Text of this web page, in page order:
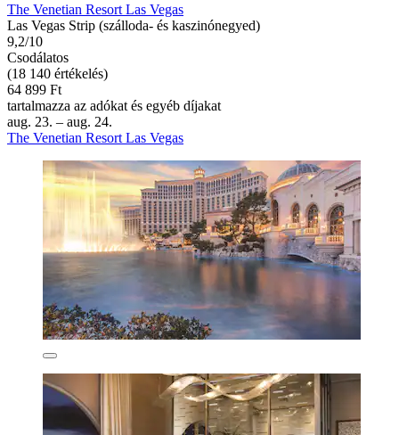
The Venetian Resort Las Vegas
Las Vegas Strip (szálloda- és kaszinónegyed)
9,2/10
Csodálatos
(18 140 értékelés)
64 899 Ft
tartalmazza az adókat és egyéb díjakat
aug. 23. – aug. 24.
The Venetian Resort Las Vegas